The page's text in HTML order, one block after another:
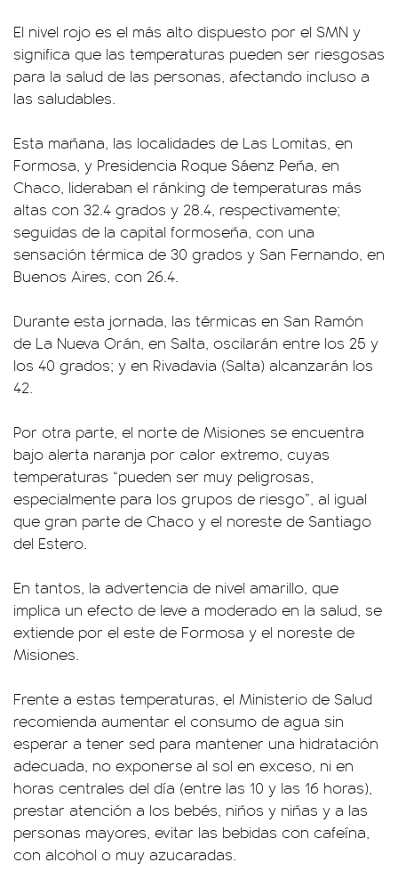
El nivel rojo es el más alto dispuesto por el SMN y
significa que las temperaturas pueden ser riesgosas
para la salud de las personas, afectando incluso a
las saludables.
Esta mañana, las localidades de Las Lomitas, en
Formosa, y Presidencia Roque Sáenz Peña, en
Chaco, lideraban el ránking de temperaturas más
altas con 32.4 grados y 28.4, respectivamente;
seguidas de la capital formoseña, con una
sensación térmica de 30 grados y San Fernando, en
Buenos Aires, con 26.4.
Durante esta jornada, las térmicas en San Ramón
de La Nueva Orán, en Salta, oscilarán entre los 25 y
los 40 grados; y en Rivadavia (Salta) alcanzarán los
42.
Por otra parte, el norte de Misiones se encuentra
bajo alerta naranja por calor extremo, cuyas
temperaturas “pueden ser muy peligrosas,
especialmente para los grupos de riesgo”, al igual
que gran parte de Chaco y el noreste de Santiago
del Estero.
En tantos, la advertencia de nivel amarillo, que
implica un efecto de leve a moderado en la salud, se
extiende por el este de Formosa y el noreste de
Misiones.
Frente a estas temperaturas, el Ministerio de Salud
recomienda aumentar el consumo de agua sin
esperar a tener sed para mantener una hidratación
adecuada, no exponerse al sol en exceso, ni en
horas centrales del día (entre las 10 y las 16 horas),
prestar atención a los bebés, niños y niñas y a las
personas mayores, evitar las bebidas con cafeína,
con alcohol o muy azucaradas.